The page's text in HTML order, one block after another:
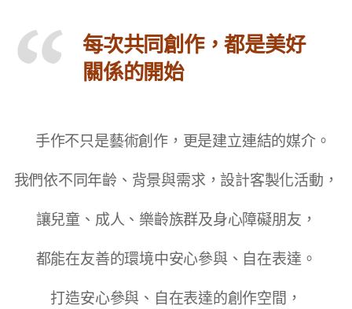
每次共同創作，都是美好
關係的開始
手作不只是藝術創作，更是建立連結的媒介。
我們依不同年齡、背景與需求，設計客製化活動，
讓兒童、成人、樂齡族群及身心障礙朋友，
都能在友善的環境中安心參與、自在表達。
打造安心參與、自在表達的創作空間，